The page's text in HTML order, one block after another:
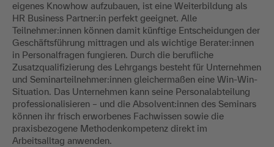
eigenes Knowhow aufzubauen, ist eine Weiterbildung als
HR Business Partner:in perfekt geeignet. Alle
Teilnehmer:innen können damit künftige Entscheidungen der
Geschäftsführung mittragen und als wichtige Berater:innen
in Personalfragen fungieren. Durch die berufliche
Zusatzqualifizierung des Lehrgangs besteht für Unternehmen
und Seminarteilnehmer:innen gleichermaßen eine Win-Win-
Situation. Das Unternehmen kann seine Personalabteilung
professionalisieren – und die Absolvent:innen des Seminars
können ihr frisch erworbenes Fachwissen sowie die
praxisbezogene Methodenkompetenz direkt im
Arbeitsalltag anwenden.